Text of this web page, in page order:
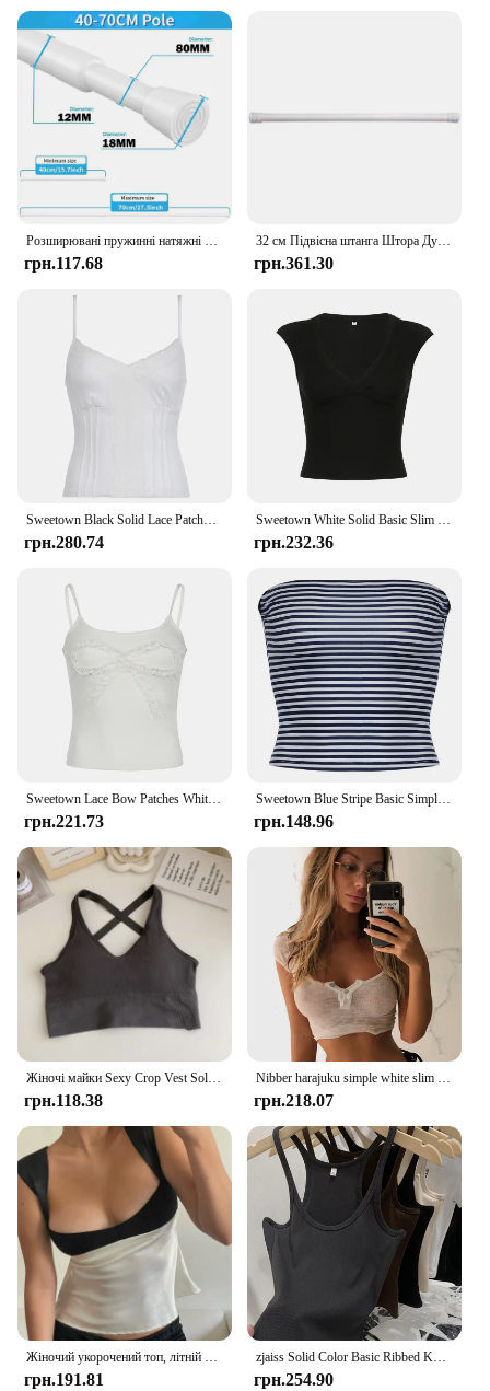
Розширювані пружинні натяжні стрижні Регульований натяжний карниз від 40 до 280 см без свердління Пружинний карниз для дверей, вікон
грн.117.68
32 см Підвісна штанга Штора Душ 84 см Розсувна вішалка для одягу Телескопічна штанга для ванної кімнати Штори Вікно Краватка
грн.361.30
Sweetown Black Solid Lace Patchwork Slim V Neck Basic Cute Camisole Women White Y2K Crop Top
грн.280.74
Sweetown White Solid Basic Slim Low Bust V Neck Crop Tees Women Black Simple Fashion Short Sleeve Summer T Shirt
грн.232.36
Sweetown Lace Bow Patches White Basic Cute Y2K Camisole Sleeveless Slim Women Crop Top Simple Casual Tank Vest
грн.221.73
Sweetown Blue Stripe Basic Simple Sleeveless Crop Tops Women Strapless Tube Top Y2K Girl Літо 2000-х Милий вуличний жилет
грн.148.96
Жіночі майки Sexy Crop Vest Solid Built in Bra White Off Shoulder Ribbed Folds Basic Sleeveless Casual Fitness Sport Camis
грн.118.38
Nibber harajuku simple white slim fit soft woman tshirt croptop summer casual Basic streetwear female pure square collar tee top
грн.218.07
Жіночий укорочений топ, літній шовковий жилет, базовий повсякденний безрукавковий топ без спинки, жіночі естетичні літні футболки Y2k 2000-х років
грн.191.81
zjaiss Solid Color Basic Ribbed Knitted Tank Top Women Summer Vintage Sleeveless Camis 90s Cool Girls Streetwear Soft Tees
грн.254.90